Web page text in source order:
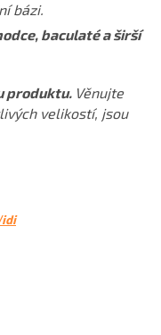
bázi.
baculaté a širší
produktu. Věnujte
velikostí, jsou